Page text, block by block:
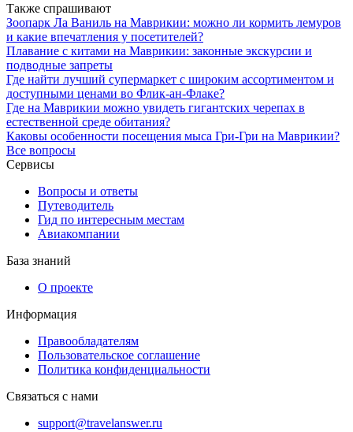
Также спрашивают
Зоопарк Ла Ваниль на Маврикии: можно ли кормить лемуров
и какие впечатления у посетителей?
Плавание с китами на Маврикии: законные экскурсии и
подводные запреты
Где найти лучший супермаркет с широким ассортиментом и
доступными ценами во Флик-ан-Флаке?
Где на Маврикии можно увидеть гигантских черепах в
естественной среде обитания?
Каковы особенности посещения мыса Гри-Гри на Маврикии?
Все вопросы
Сервисы
Вопросы и ответы
Путеводитель
Гид по интересным местам
Авиакомпании
База знаний
О проекте
Информация
Правообладателям
Пользовательское соглашение
Политика конфиденциальности
Связаться с нами
support@travelanswer.ru